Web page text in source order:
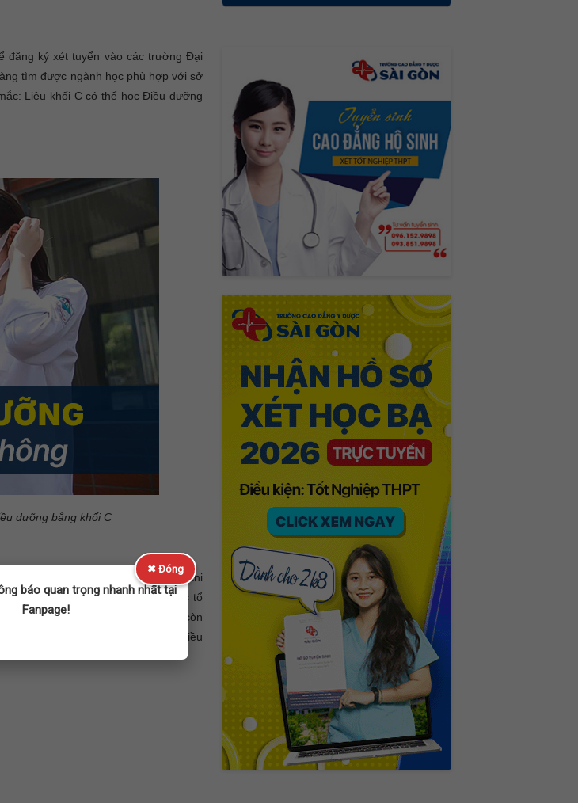
đăng ký xét tuyển vào các trường Đại
tìm được ngành học phù hợp với sở
Liệu khối C có thể học Điều dưỡng
dưỡng bằng khối C
Sinh). Nhưng kể từ năm 2017, khi
nhiều trường đã mở rộng thêm các tổ
có nhiều cơ hội học tập hơn, mà còn
với ngành Điều dưỡng, hiện nay nhiều
✖ Đóng
báo quan trọng nhanh nhất tại
Fanpage!